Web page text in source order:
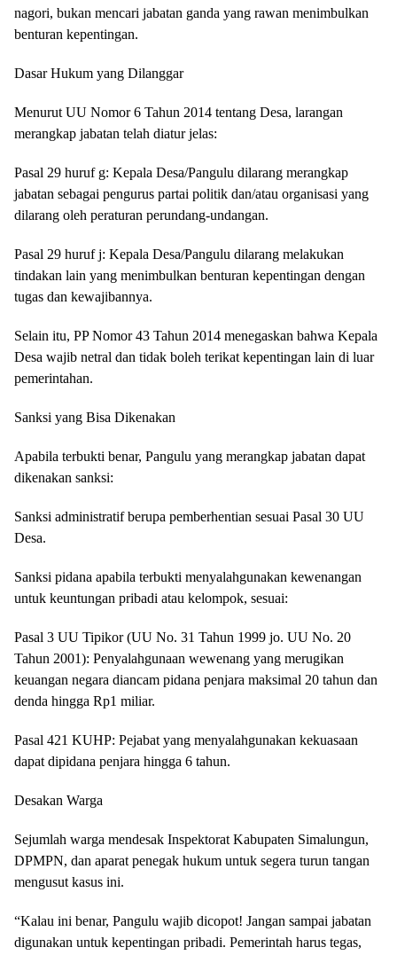
nagori, bukan mencari jabatan ganda yang rawan menimbulkan
benturan kepentingan.
Dasar Hukum yang Dilanggar
Menurut UU Nomor 6 Tahun 2014 tentang Desa, larangan
merangkap jabatan telah diatur jelas:
Pasal 29 huruf g: Kepala Desa/Pangulu dilarang merangkap
jabatan sebagai pengurus partai politik dan/atau organisasi yang
dilarang oleh peraturan perundang-undangan.
Pasal 29 huruf j: Kepala Desa/Pangulu dilarang melakukan
tindakan lain yang menimbulkan benturan kepentingan dengan
tugas dan kewajibannya.
Selain itu, PP Nomor 43 Tahun 2014 menegaskan bahwa Kepala
Desa wajib netral dan tidak boleh terikat kepentingan lain di luar
pemerintahan.
Sanksi yang Bisa Dikenakan
Apabila terbukti benar, Pangulu yang merangkap jabatan dapat
dikenakan sanksi:
Sanksi administratif berupa pemberhentian sesuai Pasal 30 UU
Desa.
Sanksi pidana apabila terbukti menyalahgunakan kewenangan
untuk keuntungan pribadi atau kelompok, sesuai:
Pasal 3 UU Tipikor (UU No. 31 Tahun 1999 jo. UU No. 20
Tahun 2001): Penyalahgunaan wewenang yang merugikan
keuangan negara diancam pidana penjara maksimal 20 tahun dan
denda hingga Rp1 miliar.
Pasal 421 KUHP: Pejabat yang menyalahgunakan kekuasaan
dapat dipidana penjara hingga 6 tahun.
Desakan Warga
Sejumlah warga mendesak Inspektorat Kabupaten Simalungun,
DPMPN, dan aparat penegak hukum untuk segera turun tangan
mengusut kasus ini.
“Kalau ini benar, Pangulu wajib dicopot! Jangan sampai jabatan
digunakan untuk kepentingan pribadi. Pemerintah harus tegas,